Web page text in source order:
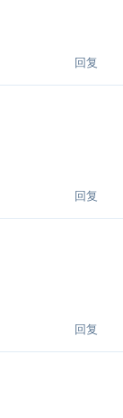
回复
回复
回复